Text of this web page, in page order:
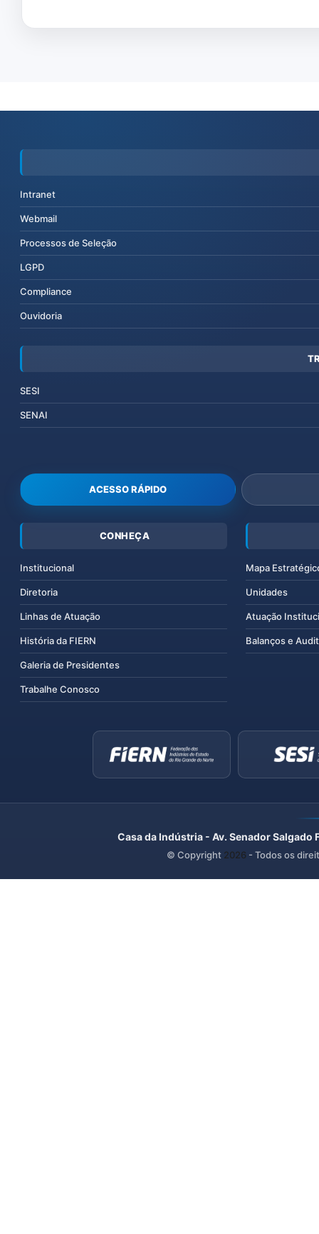
Intranet
Webmail
Processos de Seleção
LGPD
Compliance
Ouvidoria
SESI
SENAI
ACESSO RÁPIDO
CONHEÇA
Institucional
Diretoria
Linhas de Atuação
História da FIERN
Galeria de Presidentes
Trabalhe Conosco
Mapa
Unidades
Atuação
Balanços e
Casa da Indústria - Av. Senador
© Copyright 2026 - Todos os